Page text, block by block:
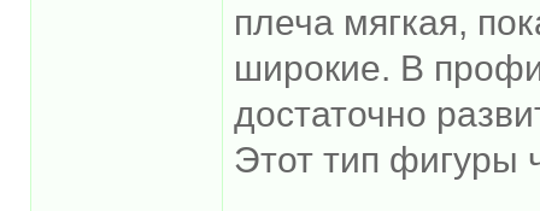
плеча мягкая,
широкие. В
достаточно
Этот тип фигуры